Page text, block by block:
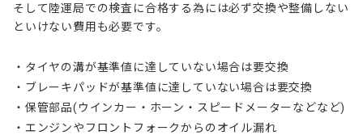
そして陸運局での検査に合格する為には必ず交換や整備しない
といけない費用も必要です。
・タイヤの溝が基準値に達していない場合は要交換
・ブレーキパッドが基準値に達していない場合は要交換
・保管部品(ウインカー・ホーン・スピードメーターなどなど)
・エンジンやフロントフォークからのオイル漏れ